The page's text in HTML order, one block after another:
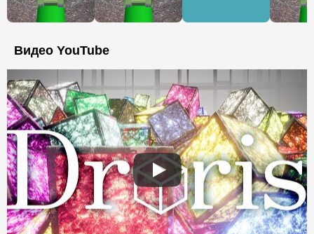
Видео YouTube